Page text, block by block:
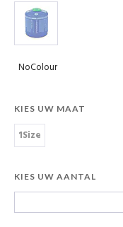
NoColour
KIES UW MAAT
1Size
KIES UW AANTAL